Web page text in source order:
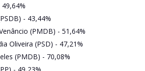
- 43,44%
(PMDB) - 51,64%
Oliveira (PSD) - 47,21%
(PMDB) - 70,08%